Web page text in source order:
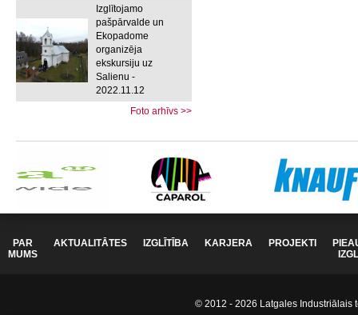
Izglītojamo
pašpārvalde un
Ekopadome
organizēja
ekskursiju uz
Salienu -
2022.11.12
Foto arhīvs >>
PAR
MUMS
AKTUALITĀTES IZGLĪTĪBA KARJERA PROJEKTI
© 2012 - 2026 Latgales Industriālais